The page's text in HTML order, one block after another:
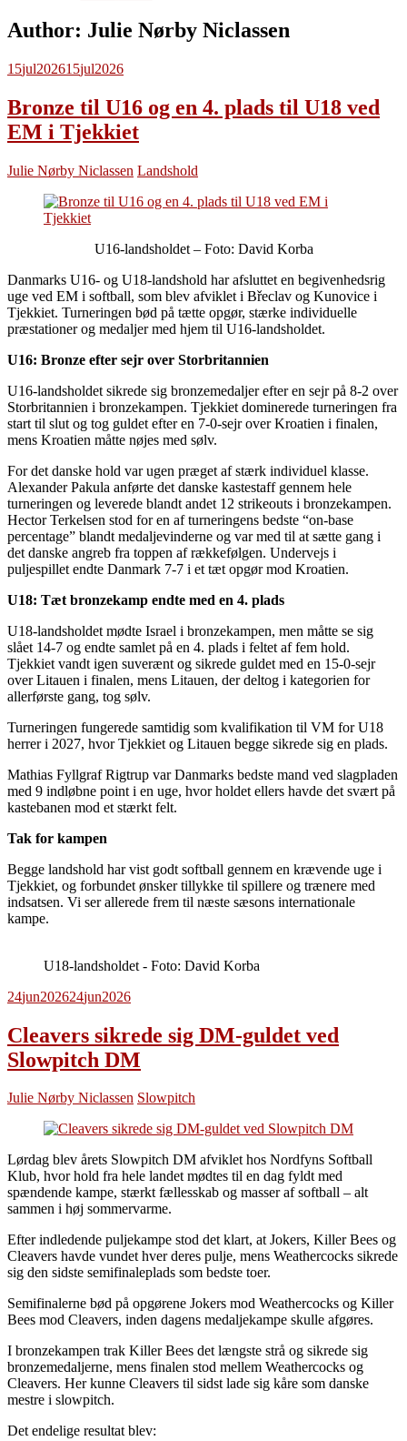
Author: Julie Nørby Niclassen
15jul202615jul2026
Bronze til U16 og en 4. plads til U18 ved
EM i Tjekkiet
Julie Nørby Niclassen Landshold
U16-landsholdet – Foto: David Korba
Danmarks U16- og U18-landshold har afsluttet en begivenhedsrig
uge ved EM i softball, som blev afviklet i Břeclav og Kunovice i
Tjekkiet. Turneringen bød på tætte opgør, stærke individuelle
præstationer og medaljer med hjem til U16-landsholdet.
U16: Bronze efter sejr over Storbritannien
U16-landsholdet sikrede sig bronzemedaljer efter en sejr på 8-2 over
Storbritannien i bronzekampen. Tjekkiet dominerede turneringen fra
start til slut og tog guldet efter en 7-0-sejr over Kroatien i finalen,
mens Kroatien måtte nøjes med sølv.
For det danske hold var ugen præget af stærk individuel klasse.
Alexander Pakula anførte det danske kastestaff gennem hele
turneringen og leverede blandt andet 12 strikeouts i bronzekampen.
Hector Terkelsen stod for en af turneringens bedste “on-base
percentage” blandt medaljevinderne og var med til at sætte gang i
det danske angreb fra toppen af rækkefølgen. Undervejs i
puljespillet endte Danmark 7-7 i et tæt opgør mod Kroatien.
U18: Tæt bronzekamp endte med en 4. plads
U18-landsholdet mødte Israel i bronzekampen, men måtte se sig
slået 14-7 og endte samlet på en 4. plads i feltet af fem hold.
Tjekkiet vandt igen suverænt og sikrede guldet med en 15-0-sejr
over Litauen i finalen, mens Litauen, der deltog i kategorien for
allerførste gang, tog sølv.
Turneringen fungerede samtidig som kvalifikation til VM for U18
herrer i 2027, hvor Tjekkiet og Litauen begge sikrede sig en plads.
Mathias Fyllgraf Rigtrup var Danmarks bedste mand ved slagpladen
med 9 indløbne point i en uge, hvor holdet ellers havde det svært på
kastebanen mod et stærkt felt.
Tak for kampen
Begge landshold har vist godt softball gennem en krævende uge i
Tjekkiet, og forbundet ønsker tillykke til spillere og trænere med
indsatsen. Vi ser allerede frem til næste sæsons internationale
kampe.
U18-landsholdet - Foto: David Korba
24jun202624jun2026
Cleavers sikrede sig DM-guldet ved
Slowpitch DM
Julie Nørby Niclassen Slowpitch
Lørdag blev årets Slowpitch DM afviklet hos Nordfyns Softball
Klub, hvor hold fra hele landet mødtes til en dag fyldt med
spændende kampe, stærkt fællesskab og masser af softball – alt
sammen i høj sommervarme.
Efter indledende puljekampe stod det klart, at Jokers, Killer Bees og
Cleavers havde vundet hver deres pulje, mens Weathercocks sikrede
sig den sidste semifinaleplads som bedste toer.
Semifinalerne bød på opgørene Jokers mod Weathercocks og Killer
Bees mod Cleavers, inden dagens medaljekampe skulle afgøres.
I bronzekampen trak Killer Bees det længste strå og sikrede sig
bronzemedaljerne, mens finalen stod mellem Weathercocks og
Cleavers. Her kunne Cleavers til sidst lade sig kåre som danske
mestre i slowpitch.
Det endelige resultat blev: